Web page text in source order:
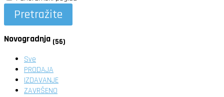
Pretražite
Novogradnja (56)
Sve
PRODAJA
IZDAVANJE
ZAVRŠENO